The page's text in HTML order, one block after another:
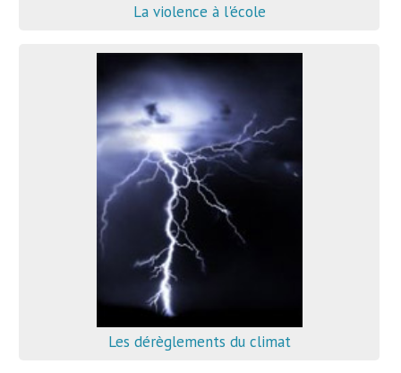
La violence à l'école
Les dérèglements du climat